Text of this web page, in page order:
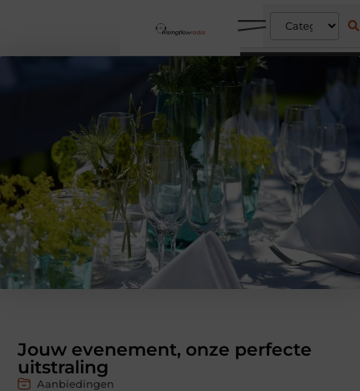
Jouw evenement, onze perfecte
uitstraling
Aanbiedingen